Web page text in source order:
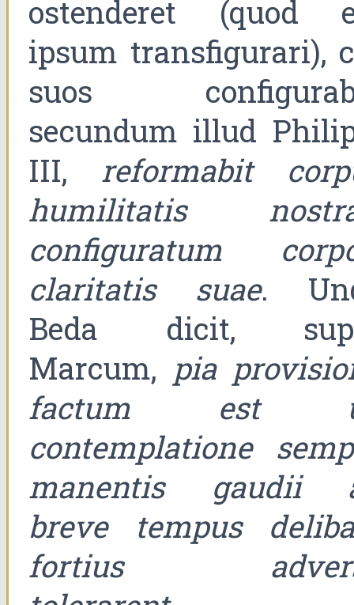
ostenderet (quod
ipsum transfigurari),
suos
secundum illud
III, reformabit
humilitatis
configuratum
claritatis suae.
Beda dicit,
Marcum, pia
factum est
contemplatione
manentis gaudii
breve tempus
fortius